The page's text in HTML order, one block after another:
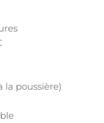
la poussière)